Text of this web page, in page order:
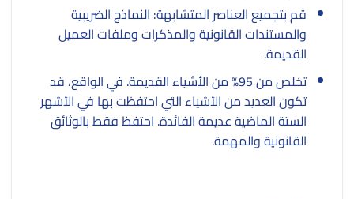
قم بتجميع العناصر المتشابهة: النماذج الضريبية
والمستندات القانونية والمذكرات وملفات العميل
القديمة.
تخلص من 95% من الأشياء القديمة. في الواقع، قد
تكون العديد من الأشياء التي احتفظت بها في الأشهر
الستة الماضية عديمة الفائدة. احتفظ فقط بالوثائق
القانونية والمهمة.